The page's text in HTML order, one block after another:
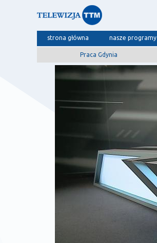
strona główna nasze programy
Praca Gdynia